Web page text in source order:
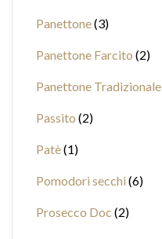
Panettone 3
Panettone Farcito 2
Panettone Tradizionale
Passito 2
Patè 1
Pomodori secchi 6
Prosecco Doc 2